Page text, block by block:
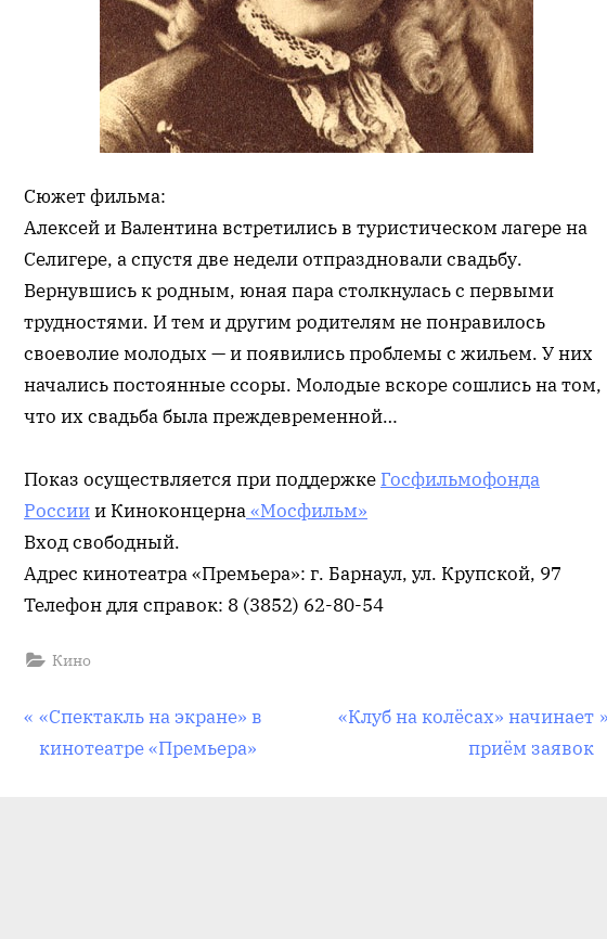
Сюжет фильма:
Алексей и Валентина встретились в туристическом лагере на
Селигере, а спустя две недели отпраздновали свадьбу.
Вернувшись к родным, юная пара столкнулась с первыми
трудностями. И тем и другим родителям не понравилось
своеволие молодых — и появились проблемы с жильем. У них
начались постоянные ссоры. Молодые вскоре сошлись на том,
что их свадьба была преждевременной…
Показ осуществляется при поддержке Госфильмофонда
Россиии Киноконцерна«Мосфильм»
Вход свободный.
Адрес кинотеатра «Премьера»: г. Барнаул, ул. Крупской, 97
Телефон для справок: 8 (3852) 62-80-54
Кино
Навигация
П
р
«Спектакль на экране» в
кинотеатре «Премьера»
С
«Клуб на колёсах» начинает
приём заявок